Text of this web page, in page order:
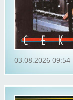
03.08.2026 09:54